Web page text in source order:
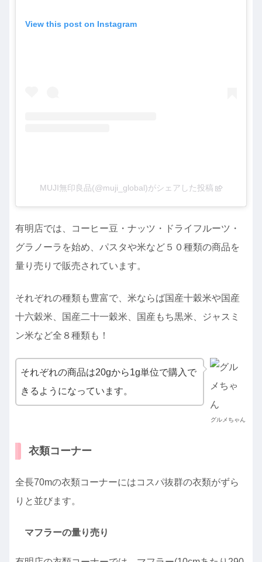
View this post on Instagram
MUJI無印良品(@muji_global)がシェアした投稿
有明店では、コーヒー豆・ナッツ・ドライフルーツ・
グラノーラを始め、パスタや米など５０種類の商品を
量り売りで販売されています。
それぞれの種類も豊富で、米ならば国産十穀米や国産
十六穀米、国産二十一穀米、国産もち黒米、ジャスミ
ン米など全８種類も！
グルメちゃん
それぞれの商品は20gから1g単位で購入で
きるようになっています。
衣類コーナー
全長70mの衣類コーナーにはコスパ抜群の衣類がずら
りと並びます。
マフラーの量り売り